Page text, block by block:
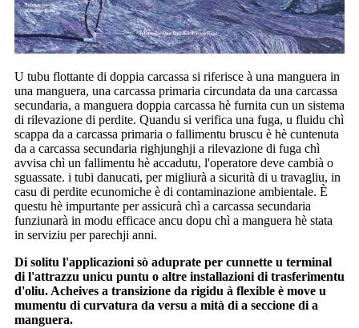
U tubu flottante di doppia carcassa si riferisce à una manguera in
una manguera, una carcassa primaria circundata da una carcassa
secundaria, a manguera doppia carcassa hè furnita cun un sistema
di rilevazione di perdite. Quandu si verifica una fuga, u fluidu chì
scappa da a carcassa primaria o fallimentu bruscu è hè cuntenuta
da a carcassa secundaria righjunghji a rilevazione di fuga chì
avvisa chì un fallimentu hè accadutu, l'operatore deve cambià o
sguassate. i tubi danucati, per migliurà a sicurità di u travagliu, in
casu di perdite ecunomiche è di contaminazione ambientale. È
questu hè impurtante per assicurà chì a carcassa secundaria
funziunarà in modu efficace ancu dopu chì a manguera hè stata
in serviziu per parechji anni.
Di solitu l'applicazioni sò aduprate per cunnette u terminal
di l'attrazzu unicu puntu o altre installazioni di trasferimentu
d'oliu. Acheives a transizione da rigidu à flexible è move u
mumentu di curvatura da versu a mità di a seccione di a
manguera.